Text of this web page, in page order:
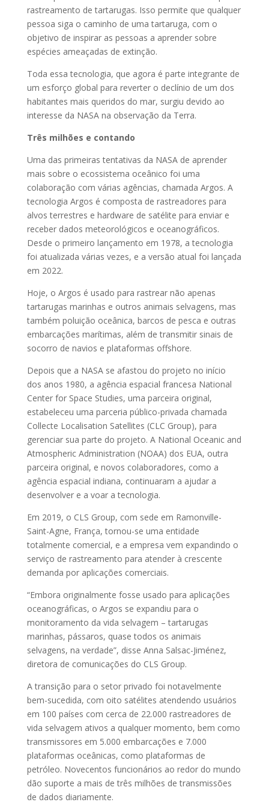
rastreamento de tartarugas. Isso permite que qualquer
pessoa siga o caminho de uma tartaruga, com o
objetivo de inspirar as pessoas a aprender sobre
espécies ameaçadas de extinção.
Toda essa tecnologia, que agora é parte integrante de
um esforço global para reverter o declínio de um dos
habitantes mais queridos do mar, surgiu devido ao
interesse da NASA na observação da Terra.
Três milhões e contando
Uma das primeiras tentativas da NASA de aprender
mais sobre o ecossistema oceânico foi uma
colaboração com várias agências, chamada Argos. A
tecnologia Argos é composta de rastreadores para
alvos terrestres e hardware de satélite para enviar e
receber dados meteorológicos e oceanográficos.
Desde o primeiro lançamento em 1978, a tecnologia
foi atualizada várias vezes, e a versão atual foi lançada
em 2022.
Hoje, o Argos é usado para rastrear não apenas
tartarugas marinhas e outros animais selvagens, mas
também poluição oceânica, barcos de pesca e outras
embarcações marítimas, além de transmitir sinais de
socorro de navios e plataformas offshore.
Depois que a NASA se afastou do projeto no início
dos anos 1980, a agência espacial francesa National
Center for Space Studies, uma parceira original,
estabeleceu uma parceria público-privada chamada
Collecte Localisation Satellites (CLC Group), para
gerenciar sua parte do projeto. A National Oceanic and
Atmospheric Administration (NOAA) dos EUA, outra
parceira original, e novos colaboradores, como a
agência espacial indiana, continuaram a ajudar a
desenvolver e a voar a tecnologia.
Em 2019, o CLS Group, com sede em Ramonville-
Saint-Agne, França, tornou-se uma entidade
totalmente comercial, e a empresa vem expandindo o
serviço de rastreamento para atender à crescente
demanda por aplicações comerciais.
“Embora originalmente fosse usado para aplicações
oceanográficas, o Argos se expandiu para o
monitoramento da vida selvagem – tartarugas
marinhas, pássaros, quase todos os animais
selvagens, na verdade”, disse Anna Salsac-Jiménez,
diretora de comunicações do CLS Group.
A transição para o setor privado foi notavelmente
bem-sucedida, com oito satélites atendendo usuários
em 100 países com cerca de 22.000 rastreadores de
vida selvagem ativos a qualquer momento, bem como
transmissores em 5.000 embarcações e 7.000
plataformas oceânicas, como plataformas de
petróleo. Novecentos funcionários ao redor do mundo
dão suporte a mais de três milhões de transmissões
de dados diariamente.